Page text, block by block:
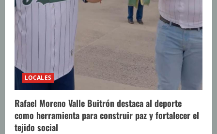
LOCALES
Rafael Moreno Valle Buitrón destaca al deporte
como herramienta para construir paz y fortalecer el
tejido social